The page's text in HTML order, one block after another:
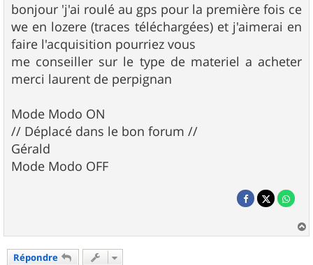
s
s
a
g
e
bonjour 'j'ai roulé au gps pour la première fois ce
we en lozere (traces téléchargées) et j'aimerai en
faire l'acquisition pourriez vous
me conseiller sur le type de materiel a acheter
merci laurent de perpignan
Mode Modo ON
// Déplacé dans le bon forum //
Gérald
Mode Modo OFF
a
Répondre